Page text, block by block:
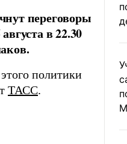
переговоры
в 22.30
политики
ТАСС.